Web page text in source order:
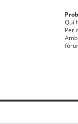
Qui
Per